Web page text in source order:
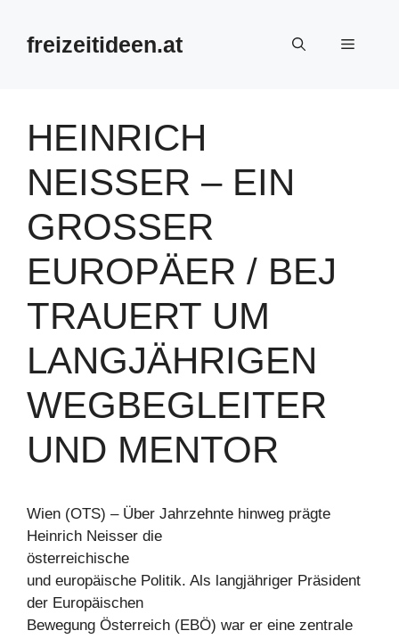
Inhalt
springenfreizeitideen.at Menü
HEINRICH
NEISSER – EIN
GROSSER E
UROPÄER / BEJ T
RAUERT UM L
ANGJÄHRIGEN W
EGBEGLEITER U
ND MENTOR
Wien (OTS) – Über Jahrzehnte hinweg prägte
Heinrich Neisser die
österreichische
und europäische Politik. Als langjähriger Präsident
der Europäischen
Bewegung Österreich (EBÖ) war er eine zentrale